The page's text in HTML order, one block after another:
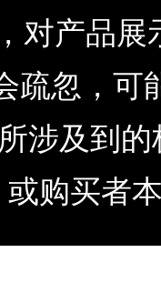
对产品
疏忽，
涉及到
或购买者